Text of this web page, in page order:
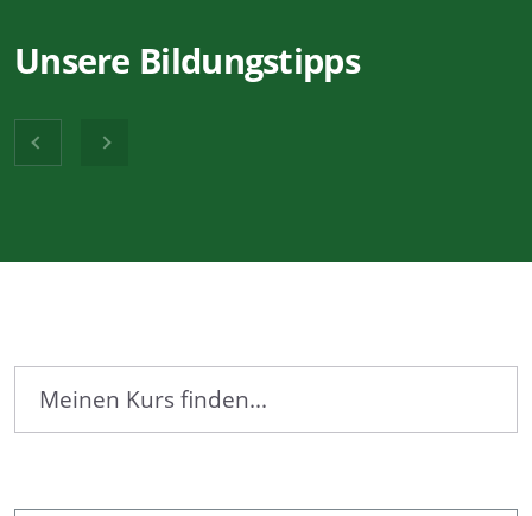
Unsere Bildungstipps